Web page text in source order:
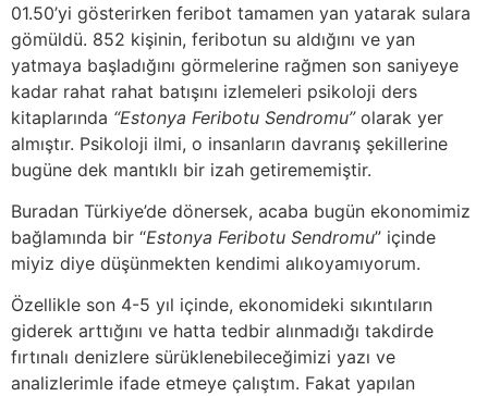
01.50’yi gösterirken feribot tamamen yan yatarak sulara
gömüldü. 852 kişinin, feribotun su aldığını ve yan
yatmaya başladığını görmelerine rağmen son saniyeye
kadar rahat rahat batışını izlemeleri psikoloji ders
kitaplarında “Estonya Feribotu Sendromu”olarak yer
almıştır. Psikoloji ilmi, o insanların davranış şekillerine
bugüne dek mantıklı bir izah getirememiştir.
Buradan Türkiye’de dönersek, acaba bugün ekonomimiz
bağlamında bir “Estonya Feribotu Sendromu” içinde
miyiz diye düşünmekten kendimi alıkoyamıyorum.
Özellikle son 4-5 yıl içinde, ekonomideki sıkıntıların
giderek arttığını ve hatta tedbir alınmadığı takdirde
fırtınalı denizlere sürüklenebileceğimizi yazı ve
analizlerimle ifade etmeye çalıştım. Fakat yapılan